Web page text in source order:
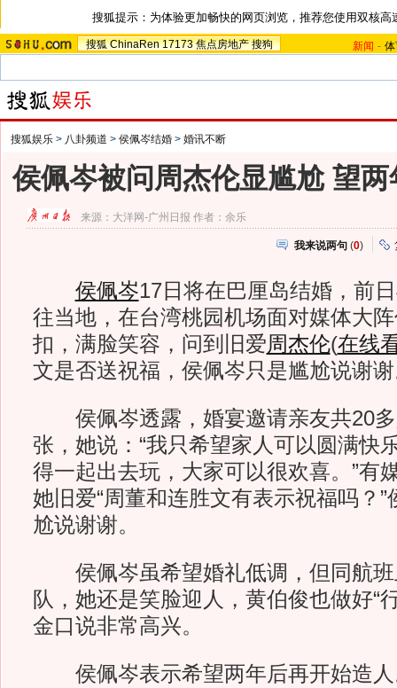
搜狐提示：为体验更加畅快的网页浏览，推荐您使用双核高
搜狐 ChinaRen 17173 焦点房地产 搜狗 新闻 -
搜狐娱乐 > 八卦频道 > 侯佩岑结婚 > 婚讯不断
侯佩岑被问周杰伦显尴尬 望
来源： 大洋网-广州日报 作者：余乐
我来说两句 (0)
侯佩岑17日将在巴厘岛结婚，前
往当地，在台湾桃园机场面对媒体大
扣，满脸笑容，问到旧爱周杰伦(在线
文是否送祝福，侯佩岑只是尴尬说谢
侯佩岑透露，婚宴邀请亲友共20多
张，她说：“我只希望家人可以圆满快
得一起出去玩，大家可以很欢喜。”有
她旧爱“周董和连胜文有表示祝福吗？
尬说谢谢。
侯佩岑虽希望婚礼低调，但同航班
队，她还是笑脸迎人，黄伯俊也做好“
金口说非常高兴。
侯佩岑表示希望两年后再开始造人